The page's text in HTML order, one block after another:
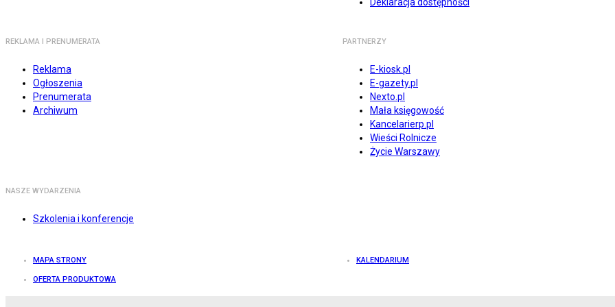
REKLAMA I PRENUMERATA
Reklama
Ogłoszenia
Prenumerata
Archiwum
PARTNERZY
E-kiosk.pl
E-gazety.pl
Nexto.pl
Mała księgowość
Kancelarierp.pl
Wieści Rolnicze
Życie Warszawy
NASZE WYDARZENIA
Szkolenia i konferencje
MAPA STRONY KALENDARIUM
OFERTA PRODUKTOWA